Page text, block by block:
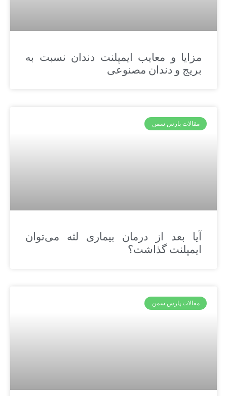
مزایا و معایب ایمپلنت دندان نسبت به
بریج و دندان مصنوعی
مقالات پارس سمن
آیا بعد از درمان بیماری لثه می‌توان
ایمپلنت گذاشت؟
مقالات پارس سمن